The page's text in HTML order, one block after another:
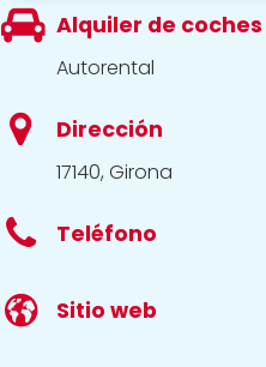
Alquiler de coches
Autorental
Dirección
17140, Girona
Teléfono
Sitio web